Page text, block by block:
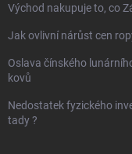
Východ nakupuje to, co
Jak ovlivní nárůst cen
Oslava čínského
kovů
Nedostatek fyzického
tady ?